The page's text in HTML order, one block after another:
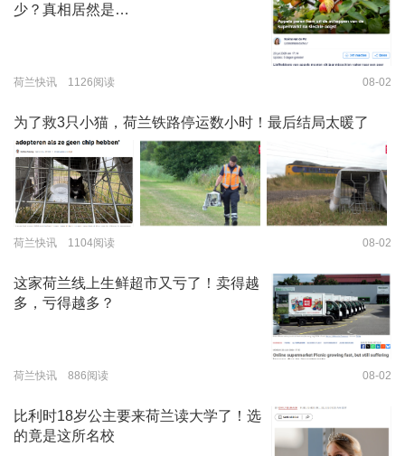
少？真相居然是…
荷兰快讯 1126阅读 08-02
为了救3只小猫，荷兰铁路停运数小时！最后结局太暖了
荷兰快讯 1104阅读 08-02
这家荷兰线上生鲜超市又亏了！卖得越
多，亏得越多？
荷兰快讯 886阅读 08-02
比利时18岁公主要来荷兰读大学了！选
的竟是这所名校